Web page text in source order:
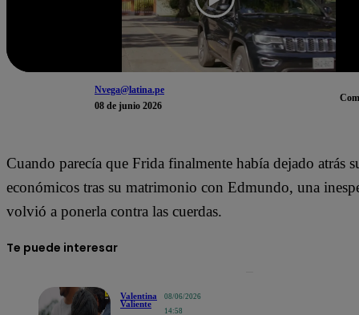
Nvega@latina.pe
08 de junio 2026
Cuando parecía que Frida finalmente había dejado atrás
económicos tras su matrimonio con Edmundo, una
volvió a ponerla contra las cuerdas.
Te puede interesar
Valentina
Valiente
08/06/2026
14:58